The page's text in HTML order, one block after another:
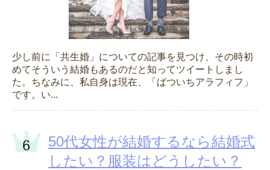
少し前に「共生婚」についての記事を見つけ、その時初
めてそういう結婚もあるのだと知ってツイートしまし
た。ちなみに、私自身は現在、「ばついちアラフィフ」
です。い...
50代女性が結婚するなら結婚式
したい？服装はどうしたい？